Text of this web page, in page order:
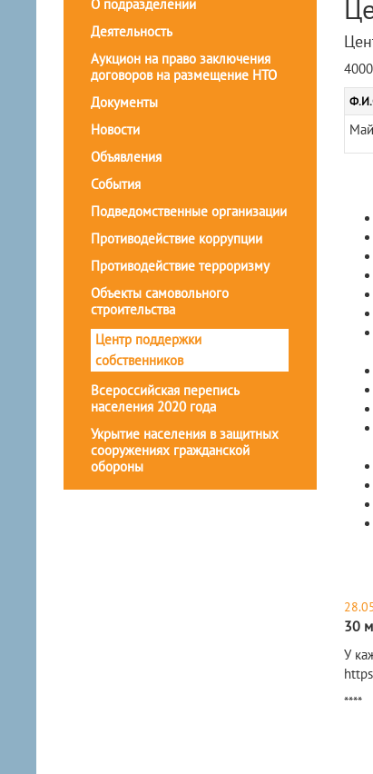
О подразделении
Деятельность
Аукцион на право заключения
договоров на размещение НТО
Документы
Новости
Объявления
События
Подведомственные организации
Противодействие коррупции
Противодействие терроризму
Объекты самовольного
строительства
Центр поддержки
собственников
Всероссийская перепись
населения 2020 года
Укрытие населения в защитных
сооружениях гражданской
обороны
30
У
​****